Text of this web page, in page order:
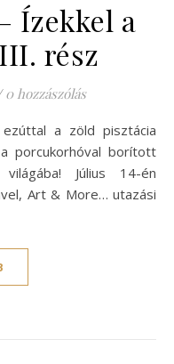
Ízekkel a
rész
0 hozzászólás
porcukorhóval borított
Július 14-én
Art & More… utazási